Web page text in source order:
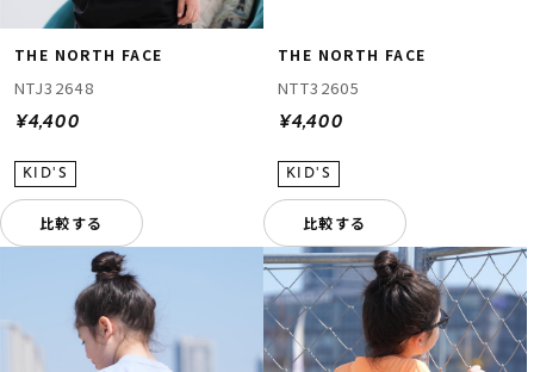
THE NORTH FACE
NTJ32648
¥4,400
比較する
THE NORTH FACE
NTT32605
¥4,400
比較する